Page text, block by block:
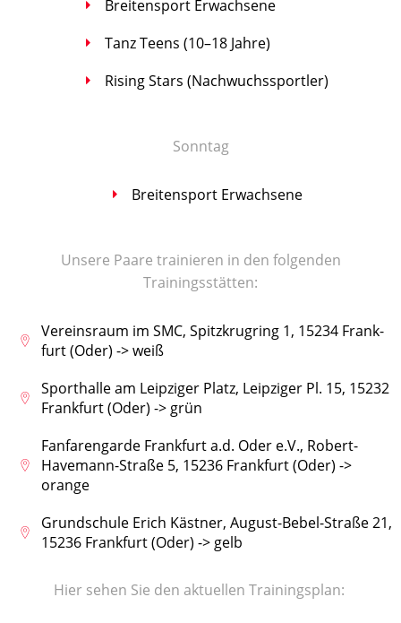
Brei­ten­sport Erwachsene
Tanz Teens (10–18 Jahre)
Rising Stars (Nach­wuchs­sport­ler)
Sonn­tag
Brei­ten­sport Erwachsene
Unse­re Paa­re trai­nie­ren in den fol­gen­den
Trainingsstätten:
Ver­eins­raum im SMC, Spitz­krug­ring 1, 15234 Frank­
furt (Oder) -> weiß
Sport­hal­le am Leip­zi­ger Platz, Leip­zi­ger Pl. 15, 15232
Frank­furt (Oder) -> grün
Fan­fa­ren­gar­de Frank­furt a.d. Oder e.V., Robert-
Have­mann-Stra­ße 5, 15236 Frank­furt (Oder) ->
orange
Grund­schu­le Erich Käst­ner, August-Bebel-Stra­ße 21,
15236 Frank­furt (Oder) -> gelb
Hier sehen Sie den aktu­el­len Trainingsplan: